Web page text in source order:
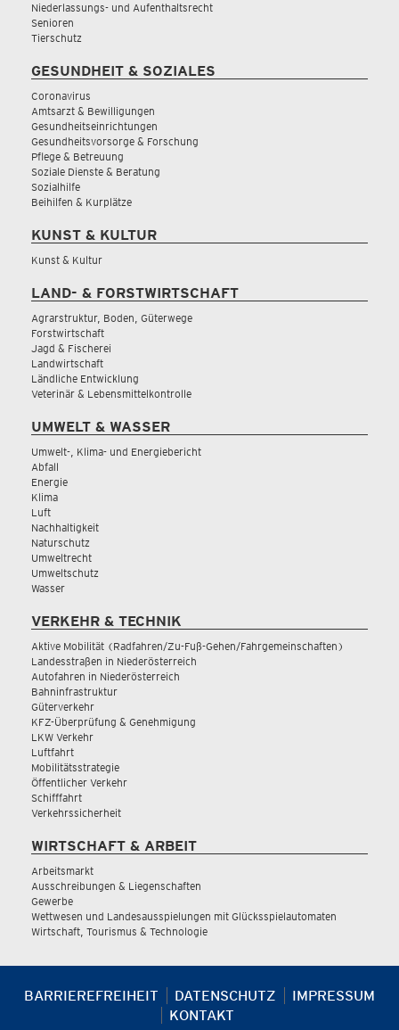
Niederlassungs- und Aufenthaltsrecht
Senioren
Tierschutz
GESUNDHEIT & SOZIALES
Coronavirus
Amtsarzt & Bewilligungen
Gesundheitseinrichtungen
Gesundheitsvorsorge & Forschung
Pflege & Betreuung
Soziale Dienste & Beratung
Sozialhilfe
Beihilfen & Kurplätze
KUNST & KULTUR
Kunst & Kultur
LAND- & FORSTWIRTSCHAFT
Agrarstruktur, Boden, Güterwege
Forstwirtschaft
Jagd & Fischerei
Landwirtschaft
Ländliche Entwicklung
Veterinär & Lebensmittelkontrolle
UMWELT & WASSER
Umwelt-, Klima- und Energiebericht
Abfall
Energie
Klima
Luft
Nachhaltigkeit
Naturschutz
Umweltrecht
Umweltschutz
Wasser
VERKEHR & TECHNIK
Aktive Mobilität (Radfahren/Zu-Fuß-Gehen/Fahrgemeinschaften)
Landesstraßen in Niederösterreich
Autofahren in Niederösterreich
Bahninfrastruktur
Güterverkehr
KFZ-Überprüfung & Genehmigung
LKW Verkehr
Luftfahrt
Mobilitätsstrategie
Öffentlicher Verkehr
Schifffahrt
Verkehrssicherheit
WIRTSCHAFT & ARBEIT
Arbeitsmarkt
Ausschreibungen & Liegenschaften
Gewerbe
Wettwesen und Landesausspielungen mit Glücksspielautomaten
Wirtschaft, Tourismus & Technologie
BARRIEREFREIHEIT DATENSCHUTZ
IMPRESSUM
KONTAKT